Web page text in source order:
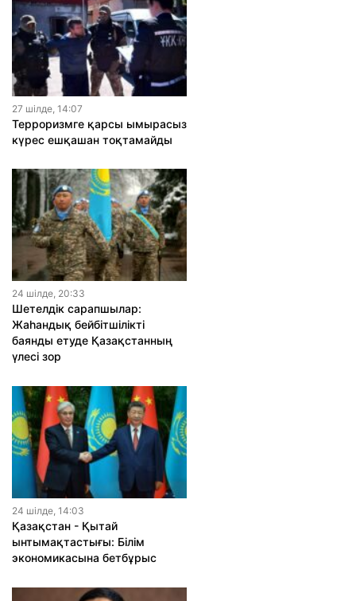
27 шiлде, 14:07
Терроризмге қарсы ымырасыз
күрес ешқашан тоқтамайды
24 шiлде, 20:33
Шетелдік сарапшылар:
Жаһандық бейбітшілікті
баянды етуде Қазақстанның
үлесі зор
24 шiлде, 14:03
Қазақстан - Қытай
ынтымақтастығы: Білім
экономикасына бетбұрыс